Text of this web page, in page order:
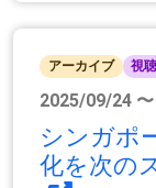
アーカイブ 視
2025/09/24
シンガポ
化を次の